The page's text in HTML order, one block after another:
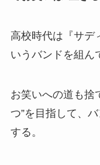
高校時代は『サデ
いうバンドを組ん
お笑いへの道も捨
つ”を目指して、
する。